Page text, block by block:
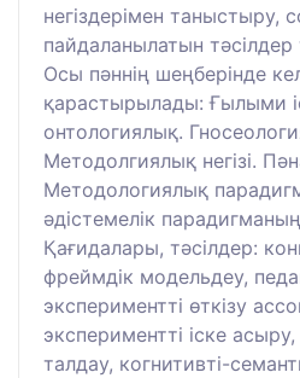
негіздерімен таныстыру,
пайдаланылатын тәсілдер
Осы пәннің шеңберінде
қарастырылады: Ғылыми
онтологиялық.
Методолгиялық негізі.
Методологиялық
әдістемелік
Қағидалары, тәсілдер:
фреймдік модельдеу,
экспериментті өткізу
экспериментті іске
талдау, когнитивті-